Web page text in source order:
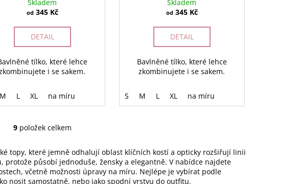
Skladem
od345 Kč
DETAIL
tílko, které lehce
i se sakem.
M L XL na míru
Skladem
od345 Kč
DETAIL
Bavlněné tílko, které lehce
zkombinujete i se sakem.
S M L XL na míru
O
l
á
d
9 položek celkem
topy, které jemně odhalují oblast klíčních kostí a opticky rozšiřují linii
protože působí jednoduše, žensky a elegantně. V nabídce najdete
včetně možnosti úpravy na míru. Nejlépe je vybírat podle
nosit samostatně, nebo jako spodní vrstvu do outfitu.